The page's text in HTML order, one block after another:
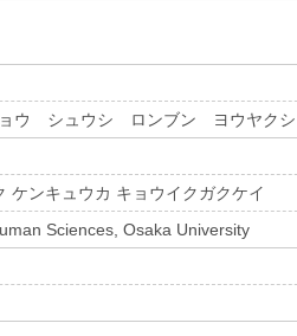
ウ シュウシ ロンブン ヨウヤクシ
ケンキュウカ キョウイクガクケイ
Sciences, Osaka University